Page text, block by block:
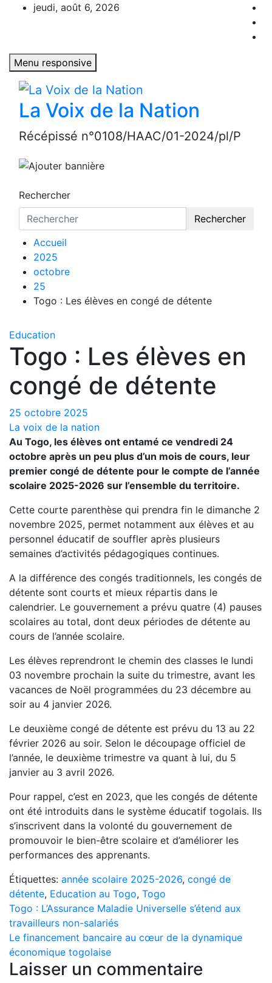
jeudi, août 6, 2026
Menu responsive
La Voix de la Nation
Récépissé n°0108/HAAC/01-2024/pl/P
Rechercher
Rechercher
Accueil
2025
octobre
25
Togo : Les élèves en congé de détente
Education
Togo : Les élèves en
congé de détente
25 octobre 2025
La voix de la nation
Au Togo, les élèves ont entamé ce vendredi 24
octobre après un peu plus d’un mois de cours, leur
premier congé de détente pour le compte de l’année
scolaire 2025-2026 sur l’ensemble du territoire.
Cette courte parenthèse qui prendra fin le dimanche 2
novembre 2025, permet notamment aux élèves et au
personnel éducatif de souffler après plusieurs
semaines d’activités pédagogiques continues.
A la différence des congés traditionnels, les congés de
détente sont courts et mieux répartis dans le
calendrier. Le gouvernement a prévu quatre (4) pauses
scolaires au total, dont deux périodes de détente au
cours de l’année scolaire.
Les élèves reprendront le chemin des classes le lundi
03 novembre prochain la suite du trimestre, avant les
vacances de Noël programmées du 23 décembre au
soir au 4 janvier 2026.
Le deuxième congé de détente est prévu du 13 au 22
février 2026 au soir. Selon le découpage officiel de
l’année, le deuxième trimestre va quant à lui, du 5
janvier au 3 avril 2026.
Pour rappel, c’est en 2023, que les congés de détente
ont été introduits dans le système éducatif togolais. Ils
s’inscrivent dans la volonté du gouvernement de
promouvoir le bien-être scolaire et d’améliorer les
performances des apprenants.
Étiquettes: année scolaire 2025-2026, congé de
détente, Education au Togo, Togo
Navigation
de
l’article
Togo : L’Assurance Maladie Universelle s’étend aux
travailleurs non-salariés
Le financement bancaire au cœur de la dynamique
économique togolaise
Laisser un commentaire